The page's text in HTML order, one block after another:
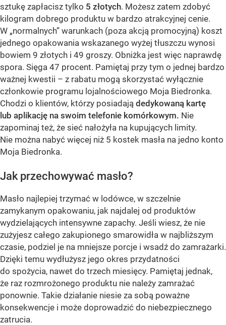
sztukę zapłacisz tylko 5 złotych. Możesz zatem zdobyć
kilogram dobrego produktu w bardzo atrakcyjnej cenie.
W „normalnych” warunkach (poza akcją promocyjną) koszt
jednego opakowania wskazanego wyżej tłuszczu wynosi
bowiem 9 złotych i 49 groszy. Obniżka jest więc naprawdę
spora. Sięga 47 procent. Pamiętaj przy tym o jednej bardzo
ważnej kwestii – z rabatu mogą skorzystać wyłącznie
członkowie programu lojalnościowego Moja Biedronka.
Chodzi o klientów, którzy posiadają dedykowaną kartę
lub aplikację na swoim telefonie komórkowym. Nie
zapominaj też, że sieć nałożyła na kupujących limity.
Nie można nabyć więcej niż 5 kostek masła na jedno konto
Moja Biedronka.
Jak przechowywać masło?
Masło najlepiej trzymać w lodówce, w szczelnie
zamykanym opakowaniu, jak najdalej od produktów
wydzielających intensywne zapachy. Jeśli wiesz, że nie
zużyjesz całego zakupionego smarowidła w najbliższym
czasie, podziel je na mniejsze porcje i wsadź do zamrażarki.
Dzięki temu wydłużysz jego okres przydatności
do spożycia, nawet do trzech miesięcy. Pamiętaj jednak,
że raz rozmrożonego produktu nie należy zamrażać
ponownie. Takie działanie niesie za sobą poważne
konsekwencje i może doprowadzić do niebezpiecznego
zatrucia.